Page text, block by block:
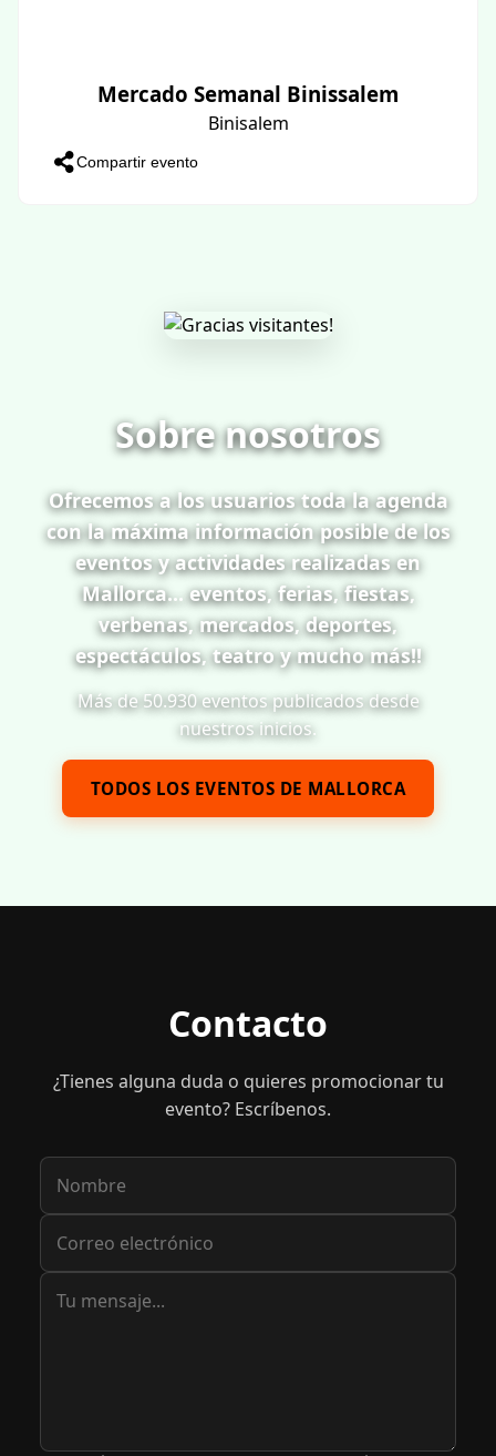
Mercado Semanal Binissalem
Binisalem
Compartir evento
Sobre nosotros
Ofrecemos a los usuarios toda la agenda
con la máxima información posible de los
eventos y actividades realizadas en
Mallorca... eventos, ferias, fiestas,
verbenas, mercados, deportes,
espectáculos, teatro y mucho más!!
Más de 50.930 eventos publicados desde
nuestros inicios.
TODOS LOS EVENTOS DE MALLORCA
Contacto
¿Tienes alguna duda o quieres promocionar tu
evento? Escríbenos.